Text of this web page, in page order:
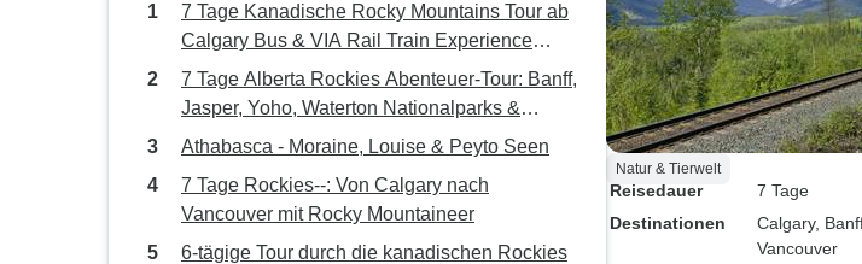
7 Tage Kanadische Rocky Mountains Tour ab
Calgary Bus & VIA Rail Train Experience
nach Vancouver
7 Tage Alberta Rockies Abenteuer-Tour: Banff,
Jasper, Yoho, Waterton Nationalparks &
Drumheller
Athabasca - Moraine, Louise & Peyto Seen
7 Tage Rockies--: Von Calgary nach
Vancouver mit Rocky Mountaineer
6-tägige Tour durch die kanadischen Rockies
Natur & Tierwelt
Reisedauer
7 Tage
Destinationen
Calgary,
Vancouver